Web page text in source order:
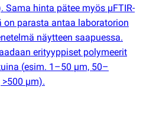
Sama hinta pätee myös µFTIR-
on parasta antaa laboratorion
näytteen saapuessa.
erityyppiset polymeerit
(esim. 1–50 µm, 50–
µm).